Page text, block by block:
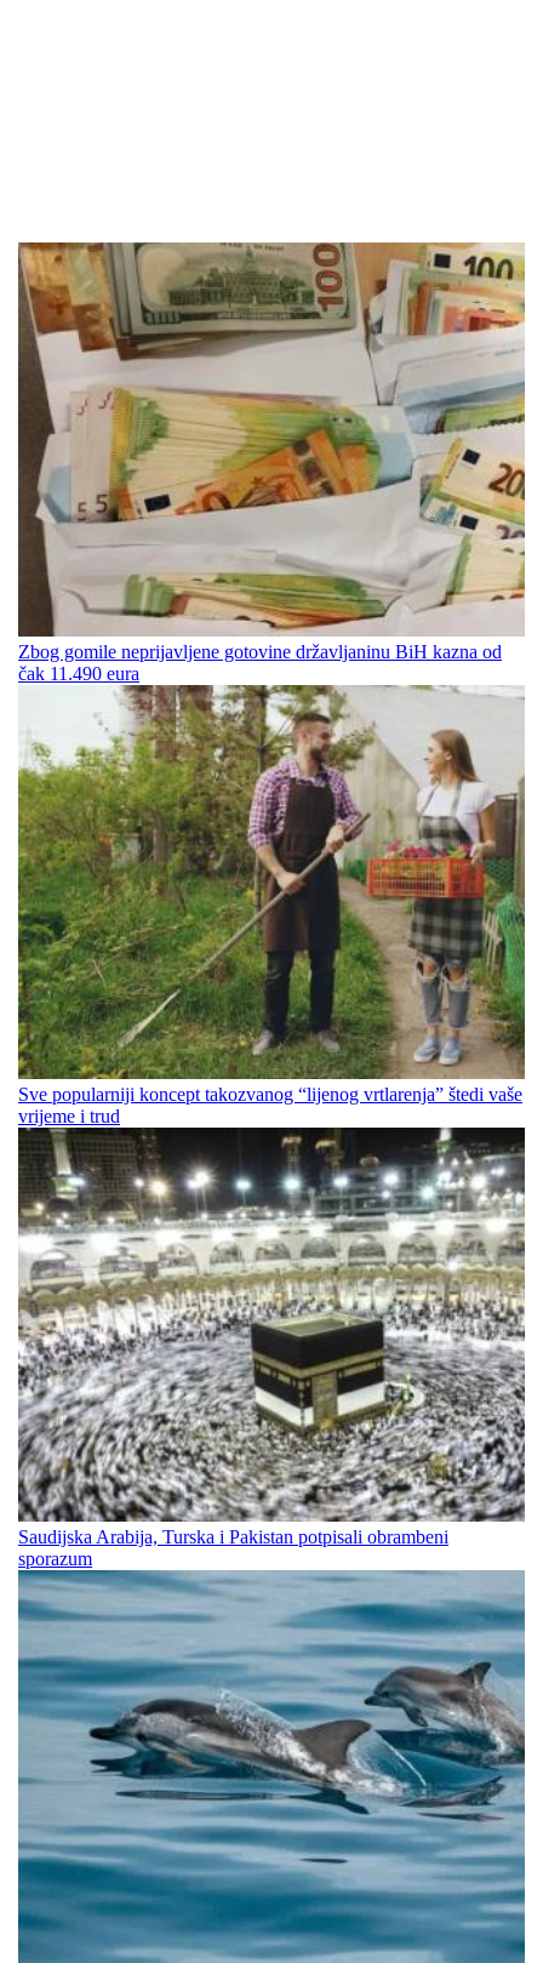
Zbog gomile neprijavljene gotovine državljaninu BiH kazna od
čak 11.490 eura
Sve popularniji koncept takozvanog “lijenog vrtlarenja” štedi vaše
vrijeme i trud
Saudijska Arabija, Turska i Pakistan potpisali obrambeni
sporazum